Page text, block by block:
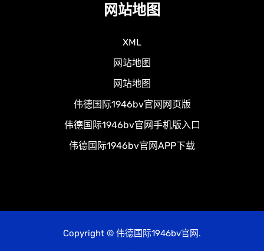
网站地图
XML
网站地图
网站地图
伟德国际1946bv官网网页版
伟德国际1946bv官网手机版入口
伟德国际1946bv官网APP下载
Copyright © 伟德国际1946bv官网.